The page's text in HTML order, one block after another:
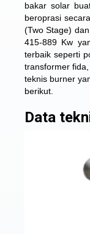
bakar solar
beroprasi
(Two Stage)
415-889 Kw
terbaik seperti
transformer
teknis burner
berikut.
Data